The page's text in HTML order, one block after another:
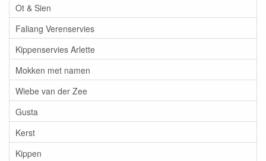
Ot & Sien
Faliang Verenservies
Kippenservies Arlette
Mokken met namen
Wiebe van der Zee
Gusta
Kerst
Kippen